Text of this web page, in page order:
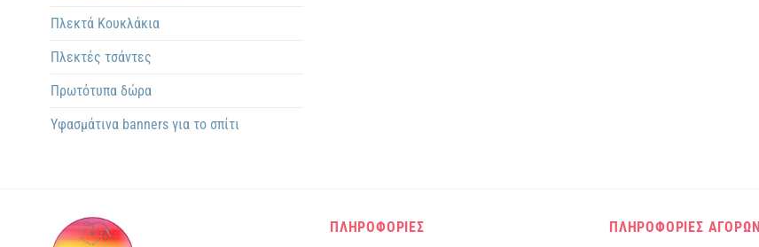
Πλεκτά Kουκλάκια
Πλεκτές τσάντες
Πρωτότυπα δώρα
Υφασμάτινα banners για το σπίτι
ΠΛΗΡΟΦΟΡΙΕΣ ΠΛΗΡΟΦΟΡΙΕΣ ΑΓΟΡΩΝ